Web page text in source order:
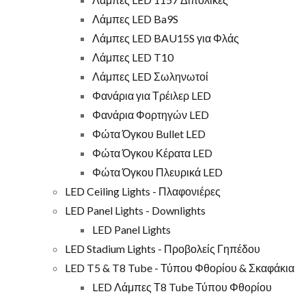
Λάμπες LED Ba9S
Λάμπες LED BAU15S για Φλάς
Λάμπες LED T10
Λάμπες LED Σωληνωτοί
Φανάρια για Τρέιλερ LED
Φανάρια Φορτηγών LED
Φώτα Όγκου Bullet LED
Φώτα Όγκου Κέρατα LED
Φώτα Όγκου Πλευρικά LED
LED Ceiling Lights - Πλαφονιέρες
LED Panel Lights - Downlights
LED Panel Lights
LED Stadium Lights - Προβολείς Γηπέδου
LED T5 & T8 Tube - Τύπου Φθορίου & Σκαφάκια
LED Λάμπες Τ8 Tube Τύπου Φθορίου